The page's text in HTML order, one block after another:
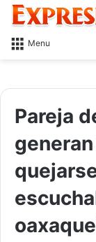
Menu
Pareja